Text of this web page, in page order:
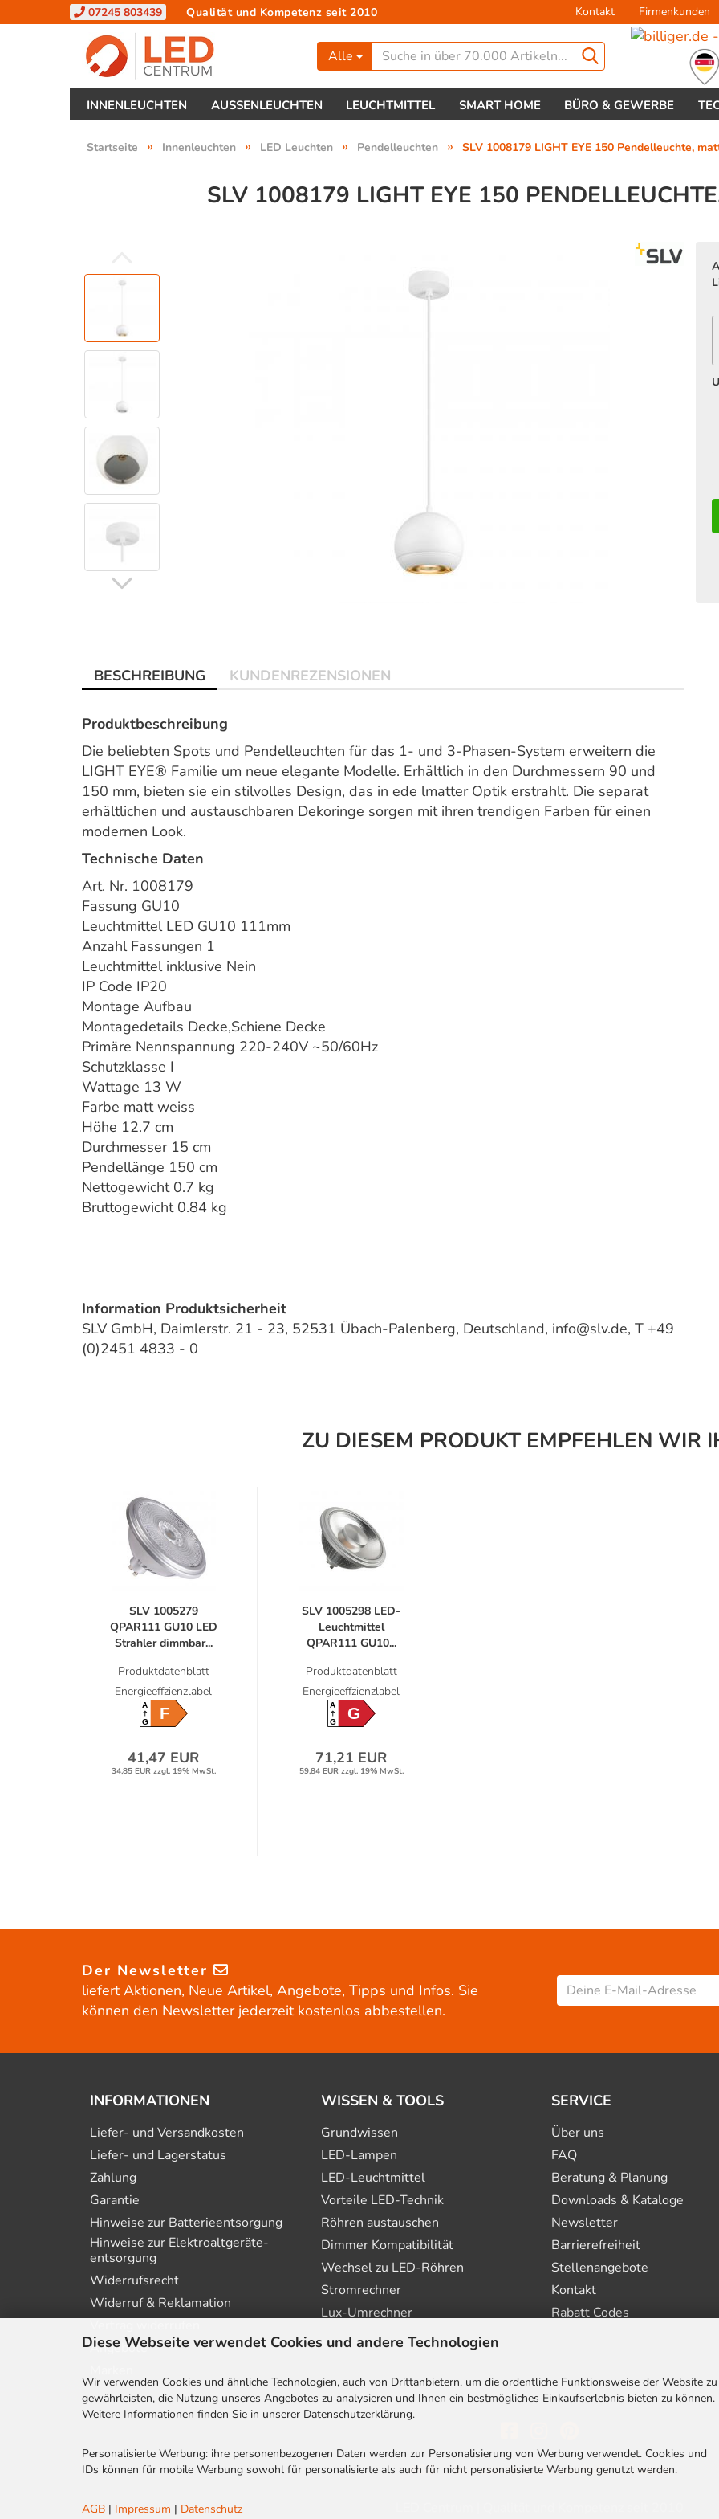
Diese Webseite verwendet Cookies und andere Technologien
Wir verwenden Cookies und ähnliche Technologien, auch von Drittanbietern, um die ordentliche Funktionsweise der Website zu
gewährleisten, die Nutzung unseres Angebotes zu analysieren und Ihnen ein bestmögliches Einkaufserlebnis bieten zu können.
Weitere Informationen finden Sie in unserer Datenschutzerklärung.
Personalisierte Werbung: ihre personenbezogenen Daten werden zur Personalisierung von Werbung verwendet. Cookies und
IDs können für mobile Werbung sowohl für personalisierte als auch für nicht personalisierte Werbung genutzt werden.
AGB | Impressum | Datenschutz
07245 803439 Qualität und Kompetenz seit 2010 Kontakt Firmenkunden
Lieferland
Konto
Alle
INNENLEUCHTEN AUSSENLEUCHTEN LEUCHTMITTEL SMART HOME BÜRO & GEWERBE
Startseite » Innenleuchten » LED Leuchten » Pendelleuchten » SLV 1008179 LIGHT EYE 150 Pendelleuchte,
SLV 1008179 LIGHT EYE 150
BESCHREIBUNG KUNDENREZENSIONEN
Produktbeschreibung
Die beliebten Spots und Pendelleuchten für das 1- und 3-Phasen-System erweitern die
LIGHT EYE® Familie um neue elegante Modelle. Erhältlich in den Durchmessern 90 und
150 mm, bieten sie ein stilvolles Design, das in ede lmatter Optik erstrahlt. Die separat
erhältlichen und austauschbaren Dekoringe sorgen mit ihren trendigen Farben für einen
modernen Look.
Technische Daten
Art. Nr. 1008179
Fassung GU10
Leuchtmittel LED GU10 111mm
Anzahl Fassungen 1
Leuchtmittel inklusive Nein
IP Code IP20
Montage Aufbau
Montagedetails Decke,Schiene Decke
Primäre Nennspannung 220-240V ~50/60Hz
Schutzklasse I
Wattage 13 W
Farbe matt weiss
Höhe 12.7 cm
Durchmesser 15 cm
Pendellänge 150 cm
Nettogewicht 0.7 kg
Bruttogewicht 0.84 kg
Information Produktsicherheit
SLV GmbH, Daimlerstr. 21 - 23, 52531 Übach-Palenberg, Deutschland, info@slv.de, T +49
(0)2451 4833 - 0
ZU DIESEM PRODUKT EMPFEHLEN WIR
SLV 1005279
QPAR111 GU10 LED
Strahler dimmbar...
Produktdatenblatt
Energieeffzienzlabel
A
GF
41,47 EUR
34,85 EUR zzgl. 19% MwSt.
SLV 1005298 LED-
Leuchtmittel
QPAR111 GU10...
Produktdatenblatt
Energieeffzienzlabel
A
GG
71,21 EUR
59,84 EUR zzgl. 19% MwSt.
Der Newsletter
liefert Aktionen, Neue Artikel, Angebote, Tipps und Infos. Sie
können den Newsletter jederzeit kostenlos abbestellen.
INFORMATIONEN
Liefer- und Versandkosten
Liefer- und Lagerstatus
Zahlung
Garantie
Hinweise zur Batterie­entsorgung
Hinweise zur Elektro­altgeräte­
entsorgung
Widerrufsrecht
Widerruf & Reklamation
Angebote
WISSEN & TOOLS
Grundwissen
LED-Lampen
LED-Leuchtmittel
Vorteile LED-Technik
Röhren austauschen
Dimmer Kompatibilität
Wechsel zu LED-Röhren
Stromrechner
Lux-Umrechner
SERVICE
Über uns
FAQ
Beratung & Planung
Downloads & Kataloge
Newsletter
Barrierefreiheit
Stellenangebote
Kontakt
Rabatt Codes
AGB | Impressum | Datenschutz | Cookies